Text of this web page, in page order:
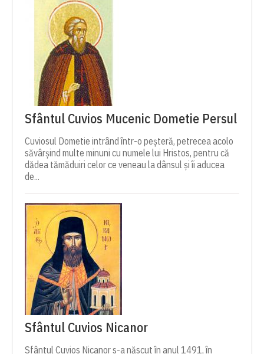
Sfântul Cuvios Mucenic Dometie Persul
Cuviosul Dometie intrând într-o peșteră, petrecea acolo
săvârșind multe minuni cu numele lui Hristos, pentru că
dădea tămăduiri celor ce veneau la dânsul și îi aducea
de...
Sfântul Cuvios Nicanor
Sfântul Cuvios Nicanor s-a născut în anul 1491, în